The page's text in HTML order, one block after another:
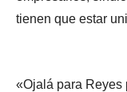
tienen que estar
«Ojalá para Reyes